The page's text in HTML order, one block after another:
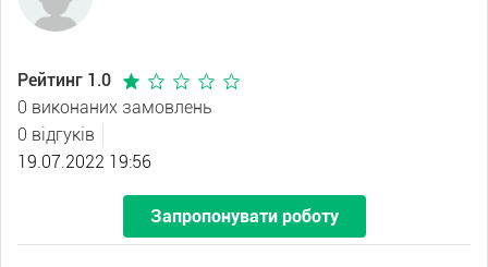
Рейтинг 1.0
0 виконаних замовлень
0 відгуків
19.07.2022 19:56
Запропонувати роботу